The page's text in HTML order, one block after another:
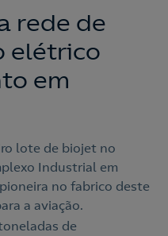
rede de
elétrico
em
lote de biojet no
Industrial em
no fabrico deste
a aviação.
de